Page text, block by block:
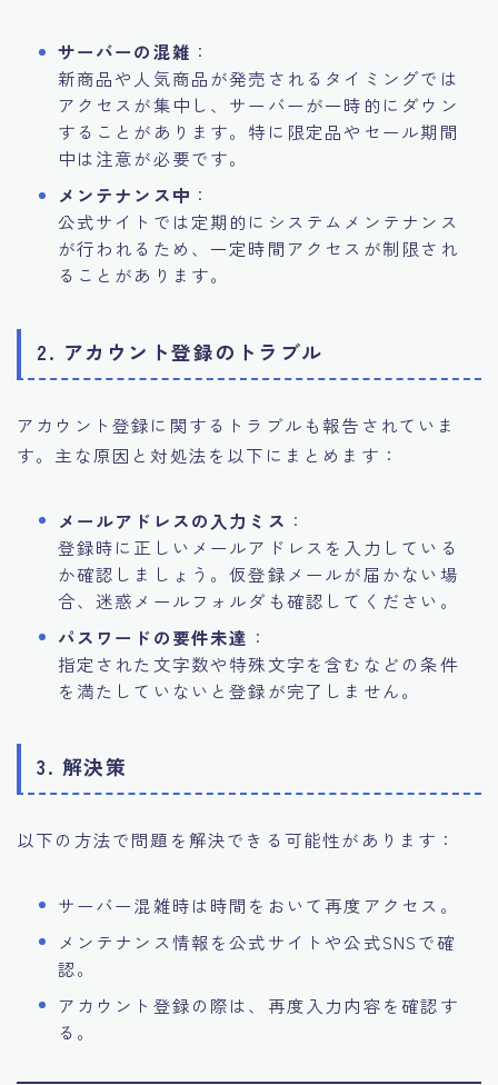
サーバーの混雑 ：
新商品や人気商品が発売されるタイミングでは
アクセスが集中し、サーバーが一時的にダウン
することがあります。特に限定品やセール期間
中は注意が必要です。
メンテナンス中 ：
公式サイトでは定期的にシステムメンテナンス
が行われるため、一定時間アクセスが制限され
ることがあります。
2. アカウント登録のトラブル
アカウント登録に関するトラブルも報告されていま
す。主な原因と対処法を以下にまとめます：
メールアドレスの入力ミス ：
登録時に正しいメールアドレスを入力している
か確認しましょう。仮登録メールが届かない場
合、迷惑メールフォルダも確認してください。
パスワードの要件未達 ：
指定された文字数や特殊文字を含むなどの条件
を満たしていないと登録が完了しません。
3. 解決策
以下の方法で問題を解決できる可能性があります：
サーバー混雑時は時間をおいて再度アクセス。
メンテナンス情報を公式サイトや公式SNSで確
認。
アカウント登録の際は、再度入力内容を確認す
る。